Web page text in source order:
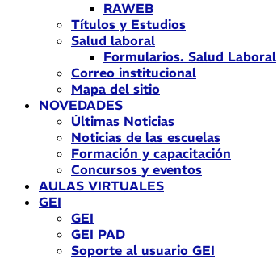
RAWEB
Títulos y Estudios
Salud laboral
Formularios. Salud Laboral
Correo institucional
Mapa del sitio
NOVEDADES
Últimas Noticias
Noticias de las escuelas
Formación y capacitación
Concursos y eventos
AULAS VIRTUALES
GEI
GEI
GEI PAD
Soporte al usuario GEI